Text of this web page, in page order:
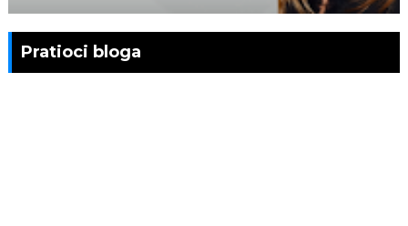
Pratioci bloga